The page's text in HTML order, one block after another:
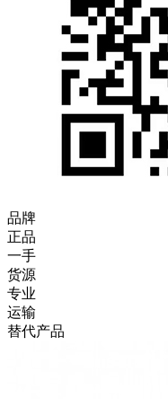
品牌
正品
一手
货源
专业
运输
替代产品